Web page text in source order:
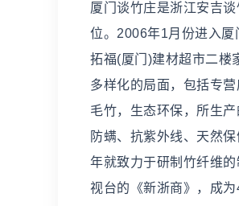
厦门谈竹庄是浙江安吉
位。2006年1月份进入
拓福(厦门)建材超市二楼
多样化的局面，包括专
毛竹，生态环保，所生
防螨、抗紫外线、天然
年就致力于研制竹纤维
视台的《新浙商》，成